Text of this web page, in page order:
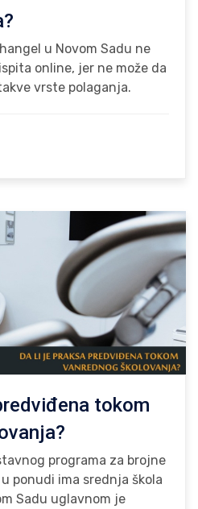
u Novom Sadu ne
online, jer ne može da
vrste polaganja.
tokom
programa za brojne
ponudi ima srednja škola
Sadu uglavnom je